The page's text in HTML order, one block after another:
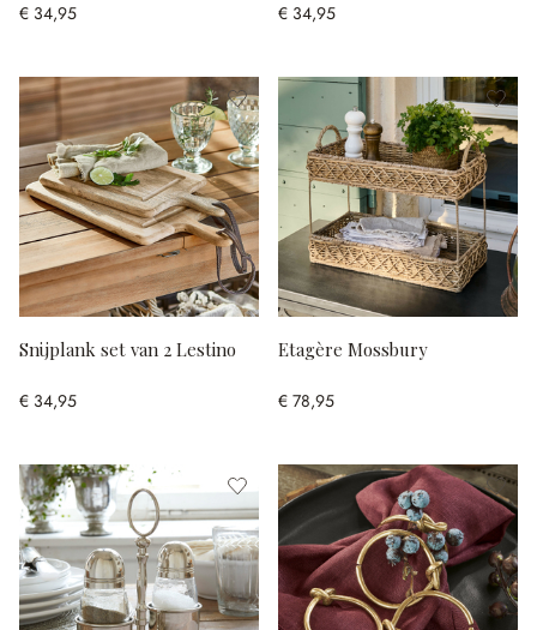
€ 34,95 € 34,95
Snijplank set van 2 Lestino
€ 34,95
Etagère Mossbury
€ 78,95